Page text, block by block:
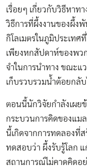
เรื่อยๆ เกี่ยวกับวิธีหาท
วิธีการที่ผึ้งงานของผึ้งพั
กิโลเมตรในภูมิประเทศ
เพียงหกสัปดาห์ของพว
จำในการนำทาง ขณะแ
เก็บรวบรวมน้ำต้อยกลั
ตอนนี้นักวิจัยกำลังเผย
กระบวนการคิดของแม
นี้เกิดจากการทดลองที่
ทดสอบว่า ผึ้งรับรู้โลก
สถานการณ์ไม่คาดคิดอ